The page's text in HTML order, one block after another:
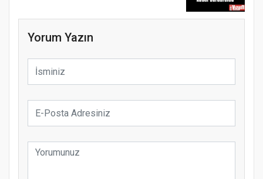
Yorum Yazın